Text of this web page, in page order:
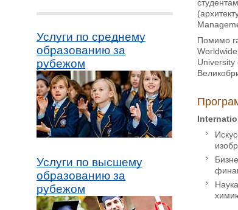
Услуги по среднему
образованию за
рубежом
Услуги по высшему
образованию за
рубежом
Помимо
University